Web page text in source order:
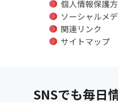
個人情報保護
ソーシャルメ
関連リンク
サイトマップ
SNSでも毎日